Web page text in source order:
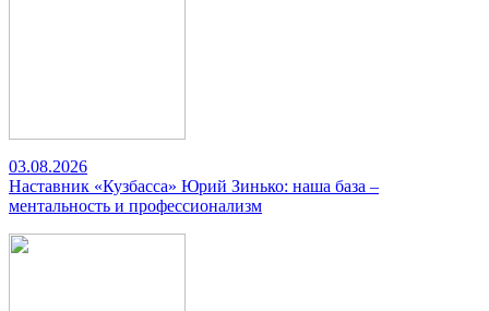
03.08.2026
Наставник «Кузбасса» Юрий Зинько: наша база –
ментальность и профессионализм